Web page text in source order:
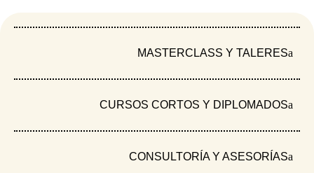
MASTERCLASS Y TALERES
CURSOS CORTOS Y DIPLOMADOS
CONSULTORÍA Y ASESORÍAS
organizaciones